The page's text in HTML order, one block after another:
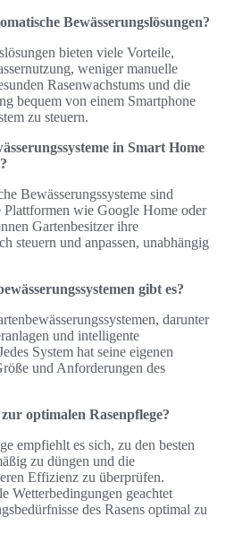
Bewässerungslösungen?
bieten viele Vorteile,
weniger manuelle
Rasenwachstums und die
bequem von einem Smartphone
zu steuern.
in Smart Home
Bewässerungssysteme sind
wie Google Home oder
Gartenbesitzer ihre
steuern und anpassen, unabhängig
gibt es?
darunter
und intelligente
System hat seine eigenen
und Anforderungen des
optimalen Rasenpflege?
empfiehlt es sich, zu den besten
zu düngen und die
Effizienz zu überprüfen.
Wetterbedingungen geachtet
des Rasens optimal zu